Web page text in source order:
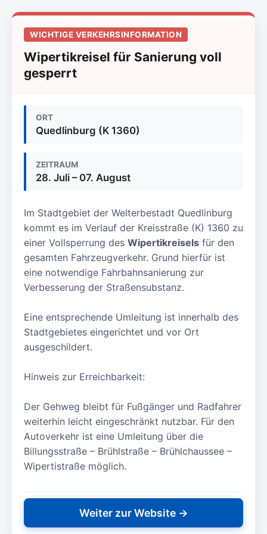
WICHTIGE VERKEHRSINFORMATION
Wipertikreisel für Sanierung voll
gesperrt
ORT
Quedlinburg (K 1360)
ZEITRAUM
28. Juli – 07. August
Im Stadtgebiet der Welterbestadt Quedlinburg
kommt es im Verlauf der Kreisstraße (K) 1360 zu
einer Vollsperrung des Wipertikreisels für den
gesamten Fahrzeugverkehr. Grund hierfür ist
eine notwendige Fahrbahnsanierung zur
Verbesserung der Straßensubstanz.
Eine entsprechende Umleitung ist innerhalb des
Stadtgebietes eingerichtet und vor Ort
ausgeschildert.
Hinweis zur Erreichbarkeit:
Der Gehweg bleibt für Fußgänger und Radfahrer
weiterhin leicht eingeschränkt nutzbar. Für den
Autoverkehr ist eine Umleitung über die
Billungsstraße – Brühlstraße – Brühlchaussee –
Wipertistraße möglich.
Weiter zur Website →